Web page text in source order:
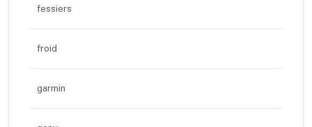
fessiers
froid
garmin